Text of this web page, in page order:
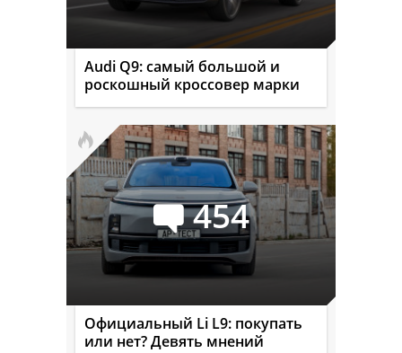
Audi Q9: самый большой и
роскошный кроссовер марки
454
Официальный Li L9: покупать
или нет? Девять мнений